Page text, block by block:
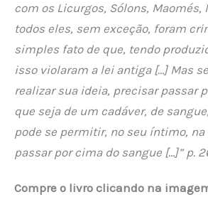
com os Licurgos, Sólons, Maomés,
todos eles, sem exceção, foram
simples fato de que, tendo
isso violaram a lei antiga […] Mas
realizar sua ideia, precisar passar
que seja de um cadáver, de
pode se permitir, no seu íntimo,
passar por cima do sangue […]” p.
Compre o livro clicando na